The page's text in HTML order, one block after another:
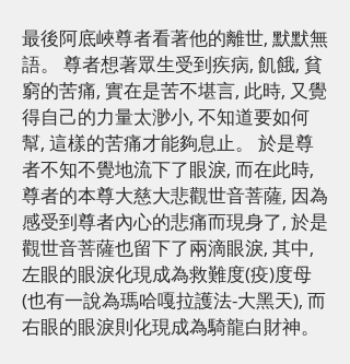
最後阿底峽尊者看著他的離世, 默默無
語。 尊者想著眾生受到疾病, 飢餓, 貧
窮的苦痛, 實在是苦不堪言, 此時, 又覺
得自己的力量太渺小, 不知道要如何
幫, 這樣的苦痛才能夠息止。 於是尊
者不知不覺地流下了眼淚, 而在此時,
尊者的本尊大慈大悲觀世音菩薩, 因為
感受到尊者內心的悲痛而現身了, 於是
觀世音菩薩也留下了兩滴眼淚, 其中,
左眼的眼淚化現成為救難度(疫)度母
(也有一說為瑪哈嘎拉護法-大黑天), 而
右眼的眼淚則化現成為騎龍白財神。